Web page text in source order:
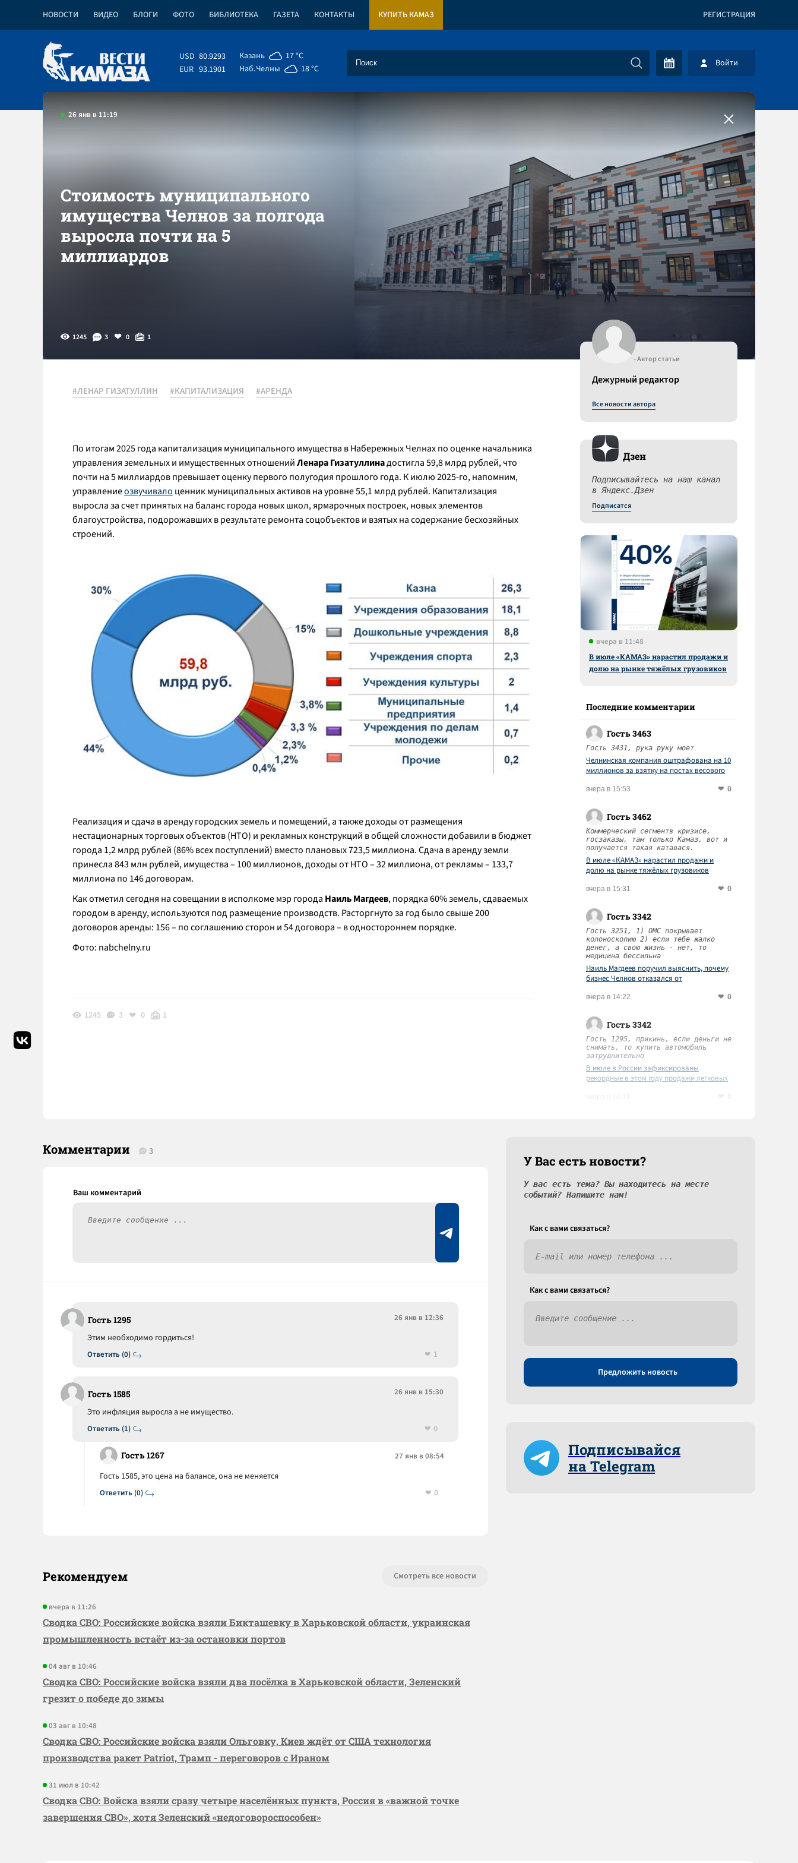
НОВОСТИ ВИДЕО БЛОГИ ФОТО БИБЛИОТЕКА ГАЗЕТА КОНТАКТЫ КУПИТЬ КАМАЗ РЕГИСТРАЦИЯ
USD 80.9293
EUR 93.1901
Казань
17 °C
Наб.Челны
18 °C Войти
26 янв в 11:19
Стоимость муниципального
имущества Челнов за полгода
выросла почти на 5
миллиардов
1245 3 0 1
#ЛЕНАР ГИЗАТУЛЛИН #КАПИТАЛИЗАЦИЯ #АРЕНДА
По итогам 2025 года капитализация муниципального имущества в Набережных Челнах по оценке начальника
управления земельных и имущественных отношенийЛенара Гизатуллинадостигла 59,8 млрд рублей, что
почти на 5 миллиардов превышает оценку первого полугодия прошлого года. К июлю 2025-го, напомним,
управлениеозвучивало ценник муниципальных активов на уровне 55,1 млрд рублей. Капитализация
выросла за счет принятых на баланс города новых школ, ярмарочных построек, новых элементов
благоустройства, подорожавших в результате ремонта соцобъектов и взятых на содержание бесхозяйных
строений.
Реализация и сдача в аренду городских земель и помещений, а также доходы от размещения
нестационарных торговых объектов (НТО) и рекламных конструкций в общей сложности добавили в бюджет
города 1,2 млрд рублей (86% всех поступлений) вместо плановых 723,5 миллиона. Сдача в аренду земли
принесла 843 млн рублей, имущества – 100 миллионов, доходы от НТО – 32 миллиона, от рекламы – 133,7
миллиона по 146 договорам.
Как отметил сегодня на совещании в исполкоме мэр города Наиль Магдеев, порядка 60% земель, сдаваемых
городом в аренду, используются под размещение производств. Расторгнуто за год было свыше 200
договоров аренды: 156 – по соглашению сторон и 54 договора – в одностороннем порядке.
Фото: nabchelny.ru
1245 3 0 1
- Автор статьи
Дежурный редактор
Все новости автора
Дзен
Подписывайтесь на наш канал
в Яндекс.Дзен
Подписатся
вчера в 11:48
В июле «КАМАЗ» нарастил продажи и
долю на рынке тяжёлых грузовиков
Последние комментарии
Гость 3463
Гость 3431, рука руку моет
Челнинская компания оштрафована на 10
миллионов за взятку на постах весового
вчера в 15:53 0
Гость 3462
Коммерческий сегментв кризисе,
госзаказы, там только Камаз, вот и
получается такая катавася.
В июле «КАМАЗ» нарастил продажи и
долю на рынке тяжёлых грузовиков
вчера в 15:31 0
Гость 3342
Гость 3251, 1) ОМС покрывает
колоноскопию 2) если тебе жалко
денег, а свою жизнь - нет, то
медицина бессильна
Наиль Магдеев поручил выяснить, почему
бизнес Челнов отказался от
вчера в 14:22 0
Гость 3342
Гость 1295, прикинь, если деньги не
снимать, то купить автомобиль
затруднительно
В июле в России зафиксированы
рекордные в этом году продажи легковых
Комментарии 3
Гость 1295 26 янв в 12:36
Ответить (0)
Этим необходимо гордиться!
1
Гость 1585 26 янв в 15:30
Ответить (1)
Это инфляция выросла а не имущество.
0
Гость 1267 27 янв в 08:54
Ответить (0)
Гость 1585, это цена на балансе, она не меняется
0
Рекомендуем Смотреть все новости
вчера в 11:26
Сводка СВО: Российские войска взяли Бикташевку в Харьковской области, украинская
промышленность встаёт из-за остановки портов
04 авг в 10:46
Сводка СВО: Российские войска взяли два посёлка в Харьковской области, Зеленский
грезит о победе до зимы
03 авг в 10:48
Сводка СВО: Российские войска взяли Ольговку, Киев ждёт от США технология
производства ракет Patriot, Трамп - переговоров с Ираном
31 июл в 10:42
Сводка СВО: Войска взяли сразу четыре населённых пункта, Россия в «важной точке
завершения СВО», хотя Зеленский «недоговороспособен»
У Вас есть новости?
У вас есть тема? Вы находитесь на месте
событий? Напишите нам!
Как c вами связаться?
Как c вами связаться?
Предложить новость
Подписывайся
на Telegram